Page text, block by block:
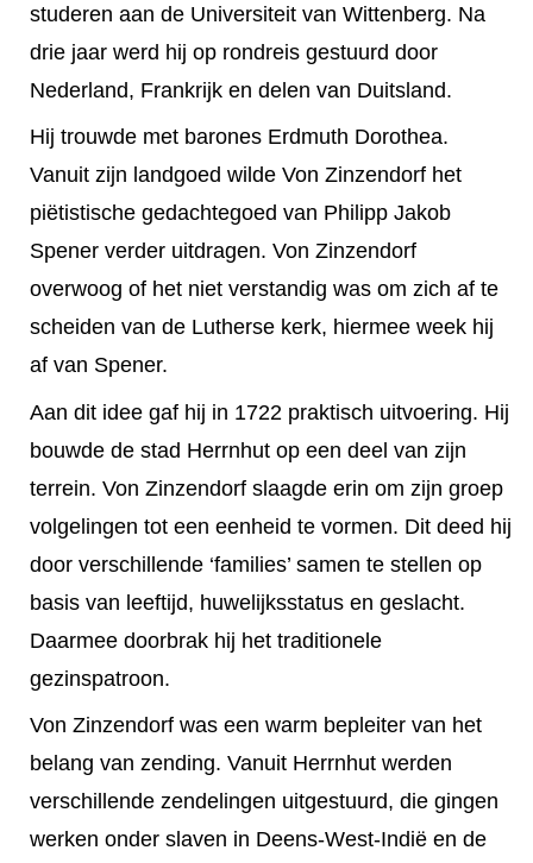
studeren aan de Universiteit van Wittenberg. Na
drie jaar werd hij op rondreis gestuurd door
Nederland, Frankrijk en delen van Duitsland.
Hij trouwde met barones Erdmuth Dorothea.
Vanuit zijn landgoed wilde Von Zinzendorf het
piëtistische gedachtegoed van Philipp Jakob
Spener verder uitdragen. Von Zinzendorf
overwoog of het niet verstandig was om zich af te
scheiden van de Lutherse kerk, hiermee week hij
af van Spener.
Aan dit idee gaf hij in 1722 praktisch uitvoering. Hij
bouwde de stad Herrnhut op een deel van zijn
terrein. Von Zinzendorf slaagde erin om zijn groep
volgelingen tot een eenheid te vormen. Dit deed hij
door verschillende ‘families’ samen te stellen op
basis van leeftijd, huwelijksstatus en geslacht.
Daarmee doorbrak hij het traditionele
gezinspatroon.
Von Zinzendorf was een warm bepleiter van het
belang van zending. Vanuit Herrnhut werden
verschillende zendelingen uitgestuurd, die gingen
werken onder slaven in Deens-West-Indië en de